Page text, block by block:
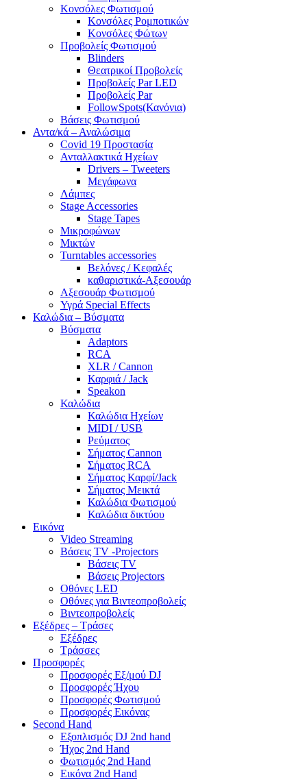
Κονσόλες Φωτισμού
Κονσόλες Ρομποτικών
Κονσόλες Φώτων
Προβολείς Φωτισμού
Blinders
Θεατρικοί Προβολείς
Προβολείς Par LED
Προβολείς Par
FollowSpots(Κανόνια)
Βάσεις Φωτισμού
Αντα/κά – Αναλώσιμα
Covid 19 Προστασία
Ανταλλακτικά Ηχείων
Drivers – Tweeters
Μεγάφωνα
Λάμπες
Stage Accessories
Stage Tapes
Μικροφώνων
Μικτών
Turntables accessories
Βελόνες / Κεφαλές
καθαριστικά-Αξεσουάρ
Αξεσουάρ Φωτισμού
Υγρά Special Effects
Καλώδια – Βύσματα
Βύσματα
Adaptors
RCA
XLR / Cannon
Καρφιά / Jack
Speakon
Καλώδια
Καλώδια Ηχείων
MIDI / USB
Ρεύματος
Σήματος Cannon
Σήματος RCA
Σήματος Καρφί/Jack
Σήματος Μεικτά
Καλώδια Φωτισμού
Καλώδια δικτύου
Εικόνα
Video Streaming
Βάσεις TV -Projectors
Βάσεις TV
Βάσεις Projectors
Οθόνες LED
Οθόνες για Βιντεοπροβολείς
Βιντεοπροβολείς
Εξέδρες – Τράσες
Εξέδρες
Τράσσες
Προσφορές
Προσφορές Εξ/μού DJ
Προσφορές Ήχου
Προσφορές Φωτισμού
Προσφορές Εικόνας
Second Hand
Εξοπλισμός DJ 2nd hand
Ήχος 2nd Hand
Φωτισμός 2nd Hand
Εικόνα 2nd Hand